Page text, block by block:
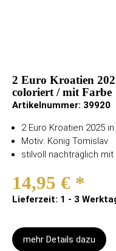
2 Euro Kroatien
coloriert / mit Farbe
Artikelnummer: 39920
2 Euro Kroatien 2025
Motiv: König Tomislav
stilvoll nachträglich
14,95 € *
Lieferzeit: 1 - 3
mehr Details dazu